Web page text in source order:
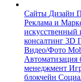
Сайты Дизайн
Реклама и
искусственный
консалтинг 3D
Видео/Фото
Автоматизация
менеджмент
блокчейн